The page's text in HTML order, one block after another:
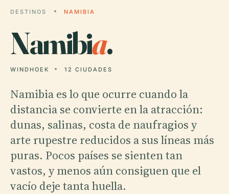
DESTINOS NAMIBIA
Namibia.
WINDHOEK 12 CIUDADES
Namibia es lo que ocurre cuando la
distancia se convierte en la atracción:
dunas, salinas, costa de naufragios y
arte rupestre reducidos a sus líneas más
puras. Pocos países se sienten tan
vastos, y menos aún consiguen que el
vacío deje tanta huella.